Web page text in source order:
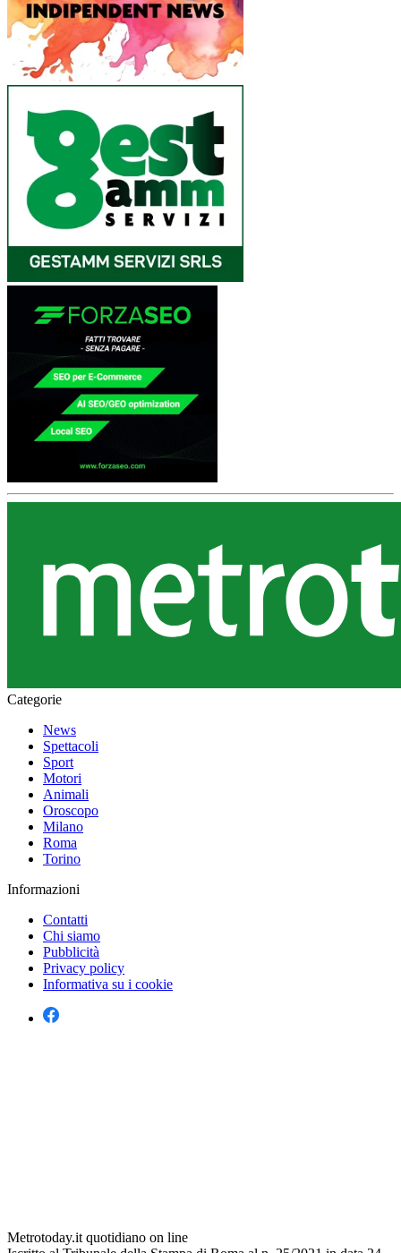
Categorie
News
Spettacoli
Sport
Motori
Animali
Oroscopo
Milano
Roma
Torino
Informazioni
Contatti
Chi siamo
Pubblicità
Privacy policy
Informativa su i cookie
Metrotoday.it quotidiano on line